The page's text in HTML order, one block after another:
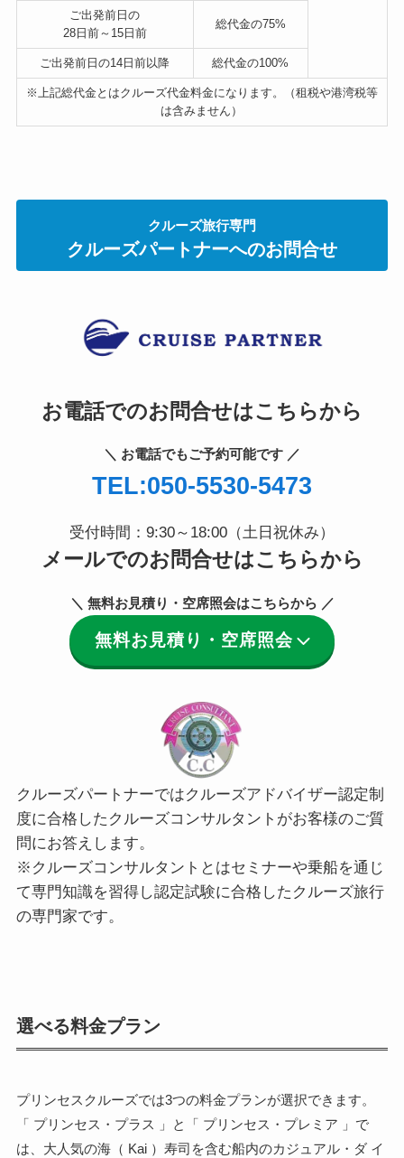
ご出発前日の
28日前～15日前
総代金の75%
ご出発前日の14日前以降 総代金の100%
※上記総代金とはクルーズ代金料金になります。（租税や港湾税等
は含みません）
クルーズ旅行専門
クルーズパートナーへのお問合せ
お電話でのお問合せはこちらから
＼ お電話でもご予約可能です ／
TEL:050-5530-5473
受付時間：9:30～18:00（土日祝休み）
メールでのお問合せはこちらから
＼ 無料お見積り・空席照会はこちらから ／
無料お見積り・空席照会
クルーズパートナーではクルーズアドバイザー認定制
度に合格したクルーズコンサルタントがお客様のご質
問にお答えします。
※クルーズコンサルタントとはセミナーや乗船を通じ
て専門知識を習得し認定試験に合格したクルーズ旅行
の専門家です。
選べる料金プラン
プリンセスクルーズでは3つの料金プランが選択できます。
「 プリンセス・プラス 」と「 プリンセス・プレミア 」で
は、大人気の海（ Kai ）寿司を含む船内のカジュアル・ダ イ